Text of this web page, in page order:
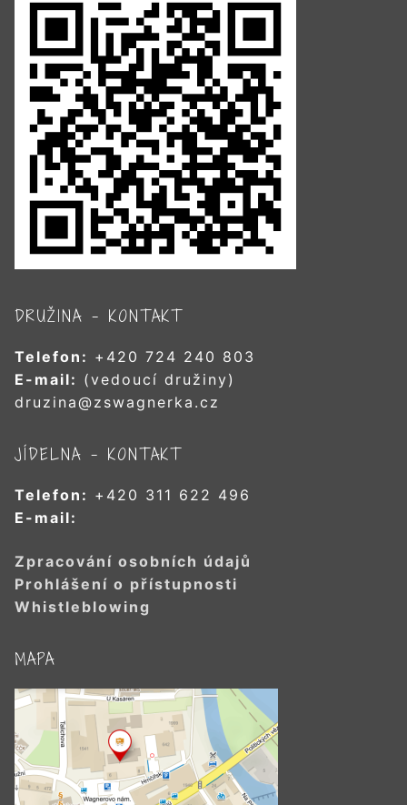
DRUŽINA – KONTAKT
Telefon: +420 724 240 803
E-mail: (vedoucí družiny)
druzina@zswagnerka.cz
JÍDELNA – KONTAKT
Telefon: +420 311 622 496
E-mail:
Zpracování osobních údajů
Prohlášení o přístupnosti
Whistleblowing
MAPA